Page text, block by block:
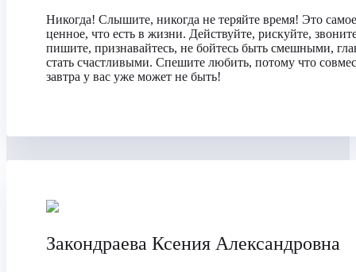
Никогда! Слышите, никогда не теряйте время! Это самое
ценное, что есть в жизни. Действуйте, рискуйте,
пишите, признавайтесь, не бойтесь быть смешными,
стать счастливыми. Спешите любить, потому что
завтра у вас уже может не быть!
Закондраева Ксения Александровна